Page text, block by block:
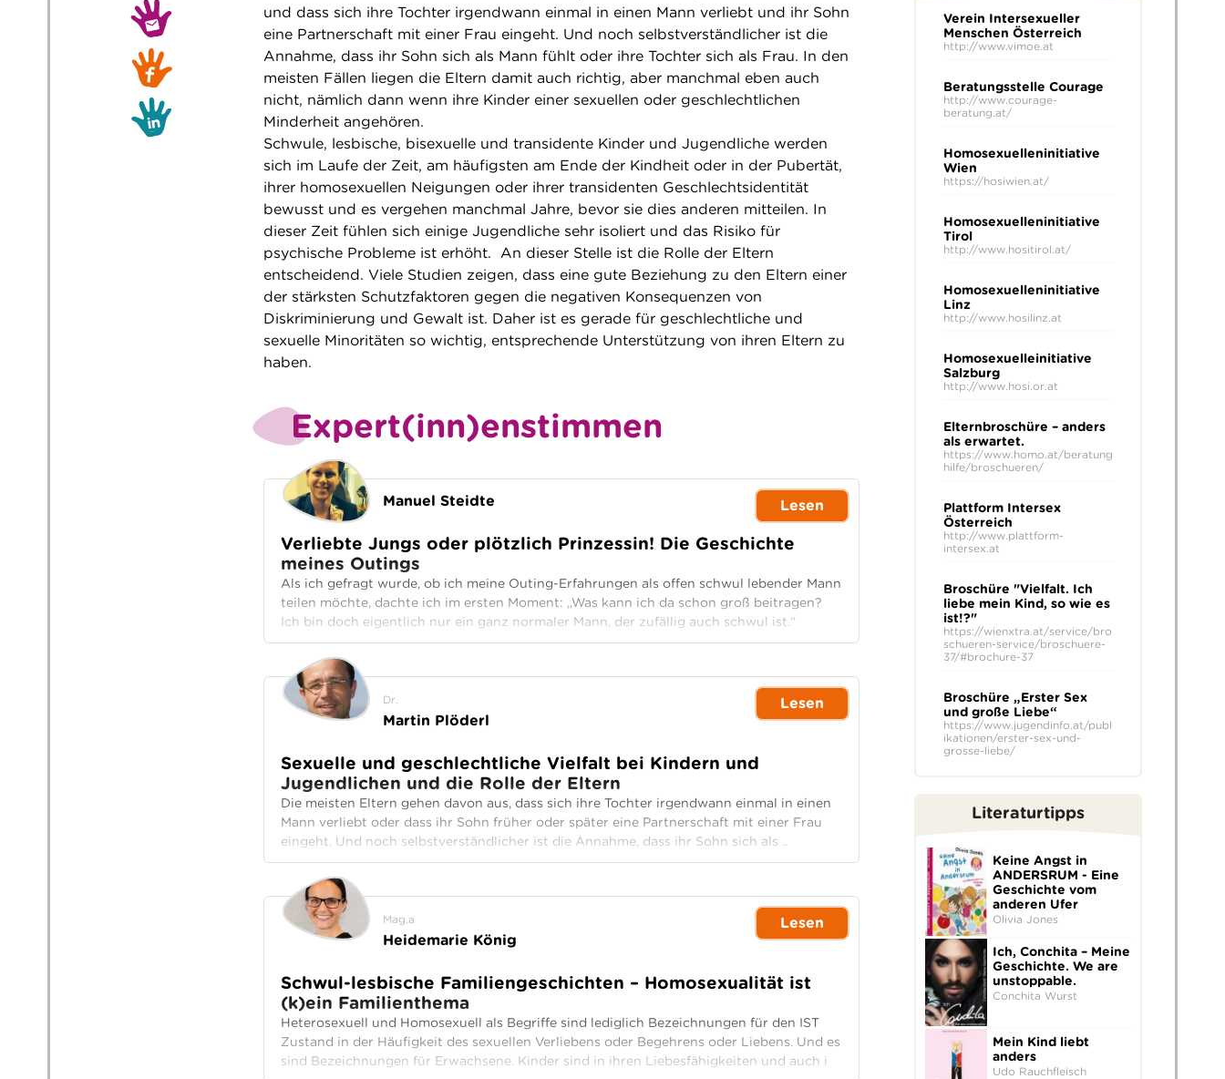
und dass sich ihre Tochter irgendwann einmal in einen Mann verliebt und ihr Sohn
eine Partnerschaft mit einer Frau eingeht. Und noch selbstverständlicher ist die
Annahme, dass ihr Sohn sich als Mann fühlt oder ihre Tochter sich als Frau. In den
meisten Fällen liegen die Eltern damit auch richtig, aber manchmal eben auch
nicht, nämlich dann wenn ihre Kinder einer sexuellen oder geschlechtlichen
Minderheit angehören.
Schwule, lesbische, bisexuelle und transidente Kinder und Jugendliche werden
sich im Laufe der Zeit, am häufigsten am Ende der Kindheit oder in der Pubertät,
ihrer homosexuellen Neigungen oder ihrer transidenten Geschlechtsidentität
bewusst und es vergehen manchmal Jahre, bevor sie dies anderen mitteilen. In
dieser Zeit fühlen sich einige Jugendliche sehr isoliert und das Risiko für
psychische Probleme ist erhöht. An dieser Stelle ist die Rolle der Eltern
entscheidend. Viele Studien zeigen, dass eine gute Beziehung zu den Eltern einer
der stärksten Schutzfaktoren gegen die negativen Konsequenzen von
Diskriminierung und Gewalt ist. Daher ist es gerade für geschlechtliche und
sexuelle Minoritäten so wichtig, entsprechende Unterstützung von ihren Eltern zu
haben.
Expert(inn)enstimmen
Manuel Steidte Lesen
Verliebte Jungs oder plötzlich Prinzessin! Die Geschichte
meines Outings
Als ich gefragt wurde, ob ich meine Outing-Erfahrungen als offen schwul lebender Mann
teilen möchte, dachte ich im ersten Moment: „Was kann ich da schon groß beitragen?
Ich bin doch eigentlich nur ein ganz normaler Mann, der zufällig auch schwul ist.“
Dr.
Martin Plöderl
Lesen
Sexuelle und geschlechtliche Vielfalt bei Kindern und
Jugendlichen und die Rolle der Eltern
Die meisten Eltern gehen davon aus, dass sich ihre Tochter irgendwann einmal in einen
Mann verliebt oder dass ihr Sohn früher oder später eine Partnerschaft mit einer Frau
eingeht. Und noch selbstverständlicher ist die Annahme, dass ihr Sohn sich als ..
Mag.a
Heidemarie König
Lesen
Schwul-lesbische Familiengeschichten – Homosexualität ist
(k)ein Familienthema
Heterosexuell und Homosexuell als Begriffe sind lediglich Bezeichnungen für den IST
Zustand in der Häufigkeit des sexuellen Verliebens oder Begehrens oder Liebens. Und es
sind Bezeichnungen für Erwachsene. Kinder sind in ihren Liebesfähigkeiten und auch i
Verein Intersexueller
Menschen Österreich
http://www.vimoe.at
Beratungsstelle Courage
http://www.courage-
beratung.at/
Homosexuelleninitiative
Wien
https://hosiwien.at/
Homosexuelleninitiative
Tirol
http://www.hositirol.at/
Homosexuelleninitiative
Linz
http://www.hosilinz.at
Homosexuelleinitiative
Salzburg
http://www.hosi.or.at
Elternbroschüre – anders
als erwartet.
https://www.homo.at/beratung
hilfe/broschueren/
Plattform Intersex
Österreich
http://www.plattform-
intersex.at
Broschüre "Vielfalt. Ich
liebe mein Kind, so wie es
ist!?"
https://wienxtra.at/service/bro
schueren-service/broschuere-
37/#brochure-37
Broschüre „Erster Sex
und große Liebe“
https://www.jugendinfo.at/publ
ikationen/erster-sex-und-
grosse-liebe/
Literaturtipps
Keine Angst in
ANDERSRUM - Eine
Geschichte vom
anderen Ufer
Olivia Jones
Ich, Conchita – Meine
Geschichte. We are
unstoppable.
Conchita Wurst
Mein Kind liebt
anders
Udo Rauchfleisch